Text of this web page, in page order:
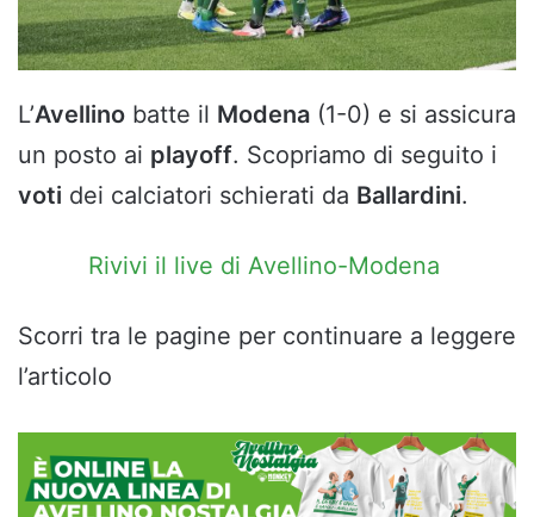
L’Avellino batte il Modena (1-0) e si assicura
un posto ai playoff. Scopriamo di seguito i
voti dei calciatori schierati da Ballardini.
Rivivi il live di Avellino-Modena
Scorri tra le pagine per continuare a leggere
l’articolo